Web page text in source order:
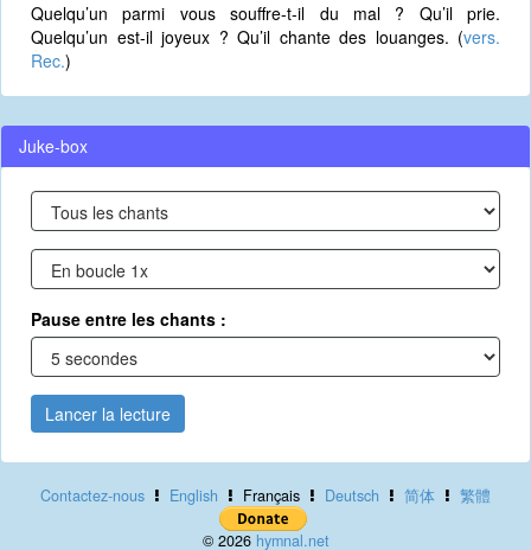
Quelqu’un parmi vous souffre-t-il du mal ? Qu’il prie.
Quelqu’un est-il joyeux ? Qu’il chante des louanges. (vers.
Rec.)
Juke-box
Pause entre les chants :
Lancer la lecture
Contactez-nous English Français Deutsch 简体 繁體
© 2026 hymnal.net